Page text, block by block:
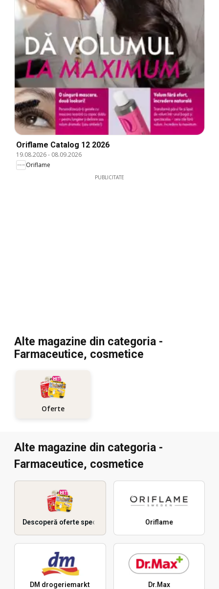
Oriflame Catalog 12 2026
19.08.2026- 08.09.2026
Oriflame
PUBLICITATE
Alte magazine din categoria -
Farmaceutice, cosmetice
Oferte
Alte magazine din categoria -
Farmaceutice, cosmetice
Descoperă oferte speciale Oriflame
DM drogeriemarkt Dr.Max